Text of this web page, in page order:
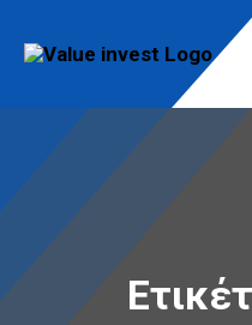
content
Value Invest
Μια διαφορετική